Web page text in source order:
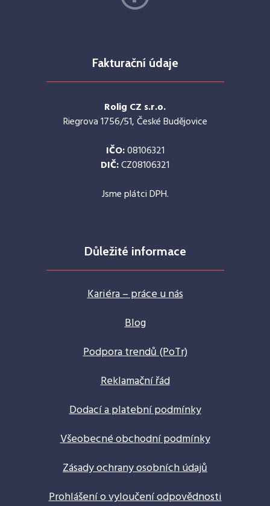
Fakturační údaje
Rolig CZ s.r.o.
Riegrova 1756/51, České Budějovice
IČO:08106321
DIČ:CZ08106321
Jsme plátci DPH.
Důležité informace
Kariéra – práce u nás
Blog
Podpora trendů (PoTr)
Reklamační řád
Dodací a platební podmínky
Všeobecné obchodní podmínky
Zásady ochrany osobních údajů
Prohlášení o vyloučení odpovědnosti